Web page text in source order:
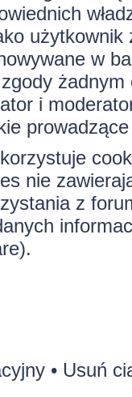
w
i
nie
z
• Usuń